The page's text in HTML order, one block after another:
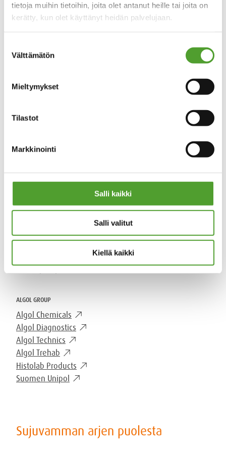
tietoja muihin tietoihin, joita olet antanut heille tai joita on
kerätty, kun olet käyttänyt heidän palvelujaan.
valinta
Välttämätön
Mieltymykset
Tilastot
Markkinointi
Salli kaikki
Salli valitut
Kiellä kaikki
Asiakaspalvelu
email algol-trehab@algol.fi
Evästeseloste
Huolto
algol-trehab@algol.fi
Kaikki yhteystiedot
ALGOL GROUP
Algol Chemicals
Algol Diagnostics
Algol Technics
Algol Trehab
Histolab Products
Suomen Unipol
Sujuvamman arjen puolesta